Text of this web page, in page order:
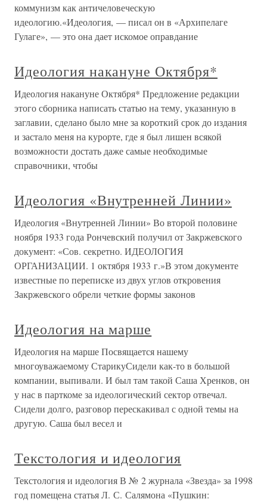
коммунизм как античеловеческую
идеологию.«Идеология, — писал он в «Архипелаге
Гулаге», — это она дает искомое оправдание
Идеология накануне Октября*
Идеология накануне Октября* Предложение редакции
этого сборника написать статью на тему, указанную в
заглавии, сделано было мне за короткий срок до издания
и застало меня на курорте, где я был лишен всякой
возможности достать даже самые необходимые
справочники, чтобы
Идеология «Внутренней Линии»
Идеология «Внутренней Линии» Во второй половине
ноября 1933 года Рончевский получил от Закржевского
документ: «Сов. секретно. ИДЕОЛОГИЯ
ОРГАНИЗАЦИИ. 1 октября 1933 г.»В этом документе
известные по переписке из двух углов откровения
Закржевского обрели четкие формы законов
Идеология на марше
Идеология на марше Посвящается нашему
многоуважаемому СтарикуСидели как-то в большой
компании, выпивали. И был там такой Саша Хренков, он
у нас в парткоме за идеологический сектор отвечал.
Сидели долго, разговор перескакивал с одной темы на
другую. Саша был весел и
Текстология и идеология
Текстология и идеология В № 2 журнала «Звезда» за 1998
год помещена статья Л. С. Салямона «Пушкин: